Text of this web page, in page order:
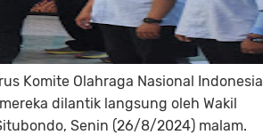
Komite Olahraga Nasional Indonesia
dilantik langsung oleh Wakil
Senin (26/8/2024) malam.